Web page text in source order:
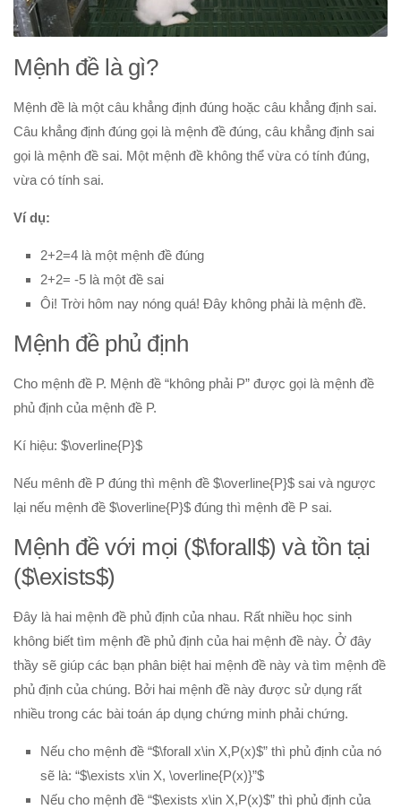
Khảo sát hàm số
Hàm số mũ-Logarit
Hình học 12
Thể tích khối đa diện
Phương trình mặt cầu
PT đường thẳng
Tài liệu
Bài học cuộc sống
Đề thi thử thpt quốc gia 2017
Bài tập trắc nghiệm
Mệnh đề là gì?
Mệnh đề là một câu khẳng định đúng hoặc câu khẳng định sai.
Câu khẳng định đúng gọi là mệnh đề đúng, câu khẳng định sai
gọi là mệnh đề sai. Một mệnh đề không thể vừa có tính đúng,
vừa có tính sai.
Ví dụ:
2+2=4 là một mệnh đề đúng
2+2= -5 là một đề sai
Ôi! Trời hôm nay nóng quá! Đây không phải là mệnh đề.
Mệnh đề phủ định
Cho mệnh đề P. Mệnh đề “không phải P” được gọi là mệnh đề
phủ định của mệnh đề P.
Kí hiệu: $\overline{P}$
Nếu mênh đề P đúng thì mệnh đề $\overline{P}$ sai và ngược
lại nếu mệnh đề $\overline{P}$ đúng thì mệnh đề P sai.
Mệnh đề với mọi ($\forall$) và tồn tại
($\exists$)
Đây là hai mệnh đề phủ định của nhau. Rất nhiều học sinh
không biết tìm mệnh đề phủ định của hai mệnh đề này. Ở đây
thầy sẽ giúp các bạn phân biệt hai mệnh đề này và tìm mệnh đề
phủ định của chúng. Bởi hai mệnh đề này được sử dụng rất
nhiều trong các bài toán áp dụng chứng minh phải chứng.
Nếu cho mệnh đề “$\forall x\in X,P(x)$” thì phủ định của nó
sẽ là: “$\exists x\in X, \overline{P(x)}”$
Nếu cho mệnh đề “$\exists x\in X,P(x)$” thì phủ định của